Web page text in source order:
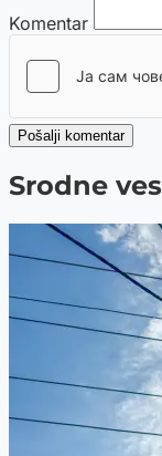
Komentar
Pošalji komentar
Srodne